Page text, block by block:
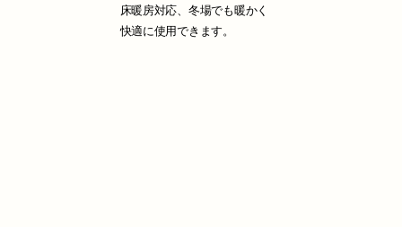
床暖房対応、冬場でも暖かく
快適に使用できます。